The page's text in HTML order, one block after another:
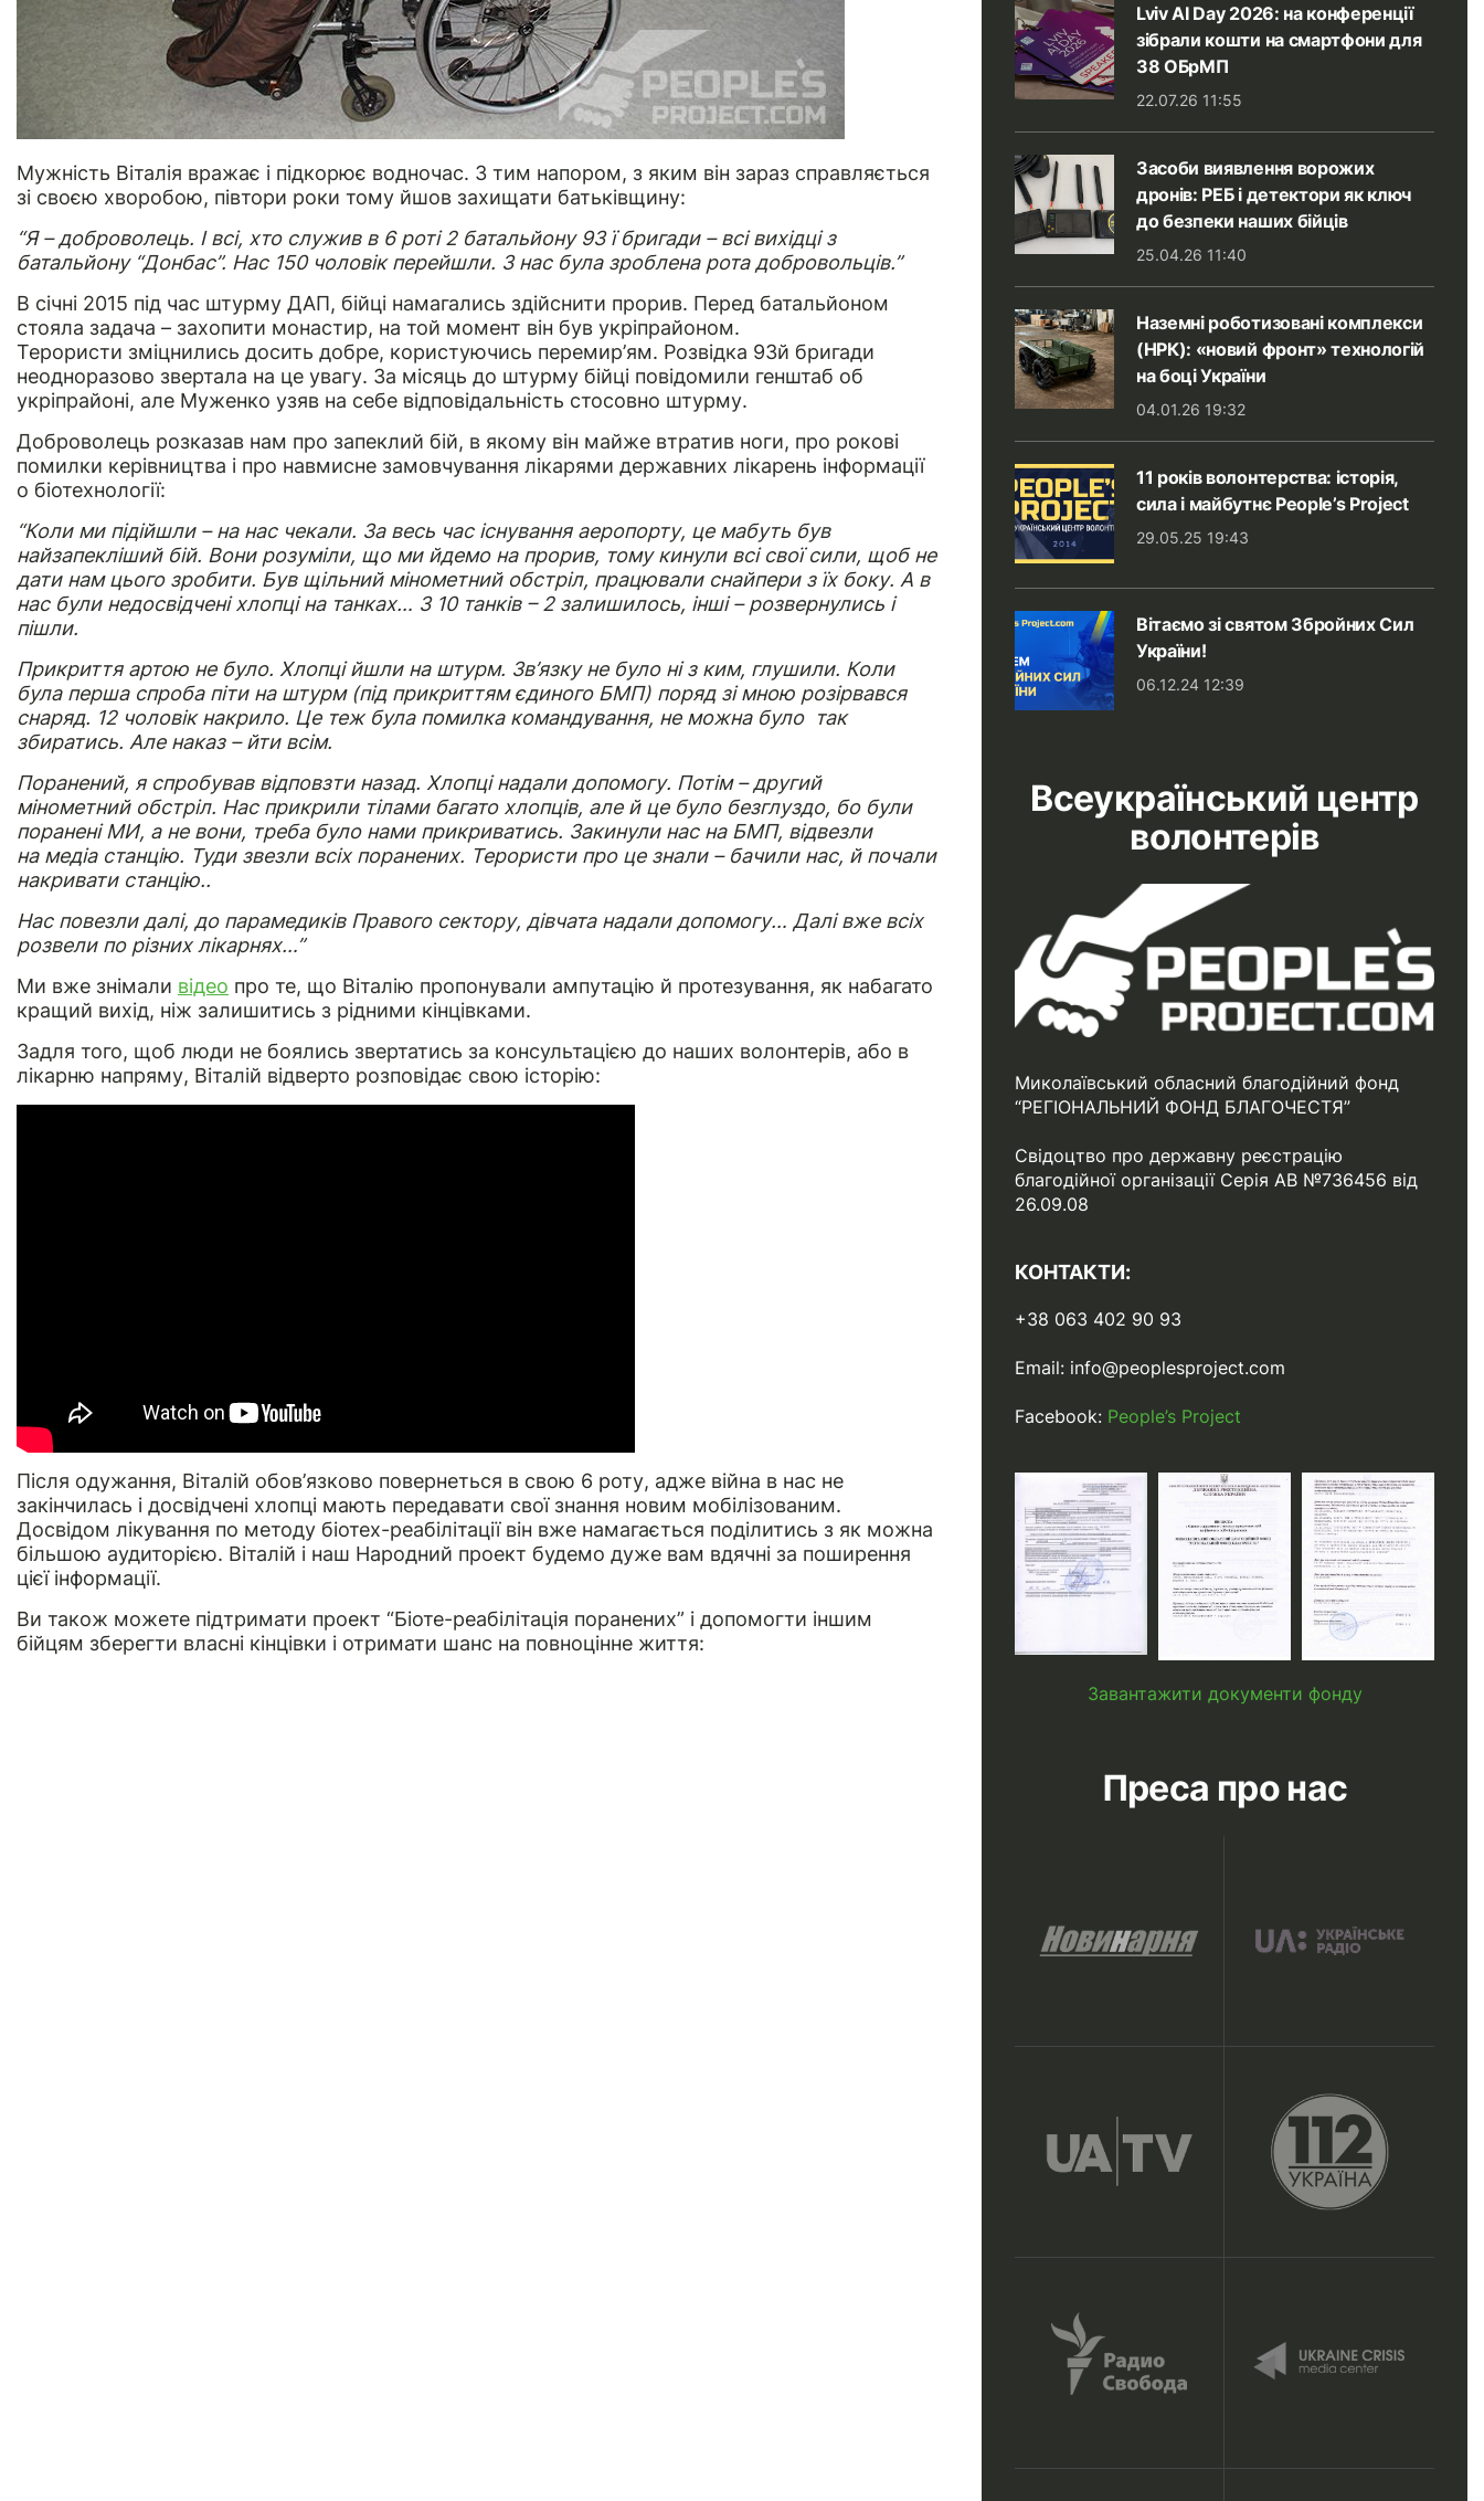
Мужність Віталія вражає і підкорює водночас. З тим напором, з яким він зараз справляється
зі своєю хворобою, півтори роки тому йшов захищати батьківщину:
“Я – доброволець. І всі, хто служив в 6 роті 2 батальйону 93 ї бригади – всі вихідці з
батальйону “Донбас”. Нас 150 чоловік перейшли. З нас була зроблена рота добровольців.”
В січні 2015 під час штурму ДАП, бійці намагались здійснити прорив. Перед батальйоном
стояла задача – захопити монастир, на той момент він був укріпрайоном.
Терористи зміцнились досить добре, користуючись перемир’ям. Розвідка 93й бригади
неодноразово звертала на це увагу. За місяць до штурму бійці повідомили генштаб об
укріпрайоні, але Муженко узяв на себе відповідальність стосовно штурму.
Доброволець розказав нам про запеклий бій, в якому він майже втратив ноги, про рокові
помилки керівництва і про навмисне замовчування лікарями державних лікарень інформації
о біотехнології:
“Коли ми підійшли – на нас чекали. За весь час існування аеропорту, це мабуть був
найзапекліший бій. Вони розуміли, що ми йдемо на прорив, тому кинули всі свої сили, щоб не
дати нам цього зробити. Був щільний мінометний обстріл, працювали снайпери з їх боку. А в
нас були недосвідчені хлопці на танках… З 10 танків – 2 залишилось, інші – розвернулись і
пішли.
Прикриття артою не було. Хлопці йшли на штурм. Зв’язку не було ні з ким, глушили. Коли
була перша спроба піти на штурм (під прикриттям єдиного БМП) поряд зі мною розірвався
снаряд. 12 чоловік накрило. Це теж була помилка командування, не можна було так
збиратись. Але наказ – йти всім.
Поранений, я спробував відповзти назад. Хлопці надали допомогу. Потім – другий
мінометний обстріл. Нас прикрили тілами багато хлопців, але й це було безглуздо, бо були
поранені МИ, а не вони, треба було нами прикриватись. Закинули нас на БМП, відвезли
на медіа станцію. Туди звезли всіх поранених. Терористи про це знали – бачили нас, й почали
накривати станцію..
Нас повезли далі, до парамедиків Правого сектору, дівчата надали допомогу… Далі вже всіх
розвели по різних лікарнях…”
Ми вже знімали відео про те, що Віталію пропонували ампутацію й протезування, як набагато
кращий вихід, ніж залишитись з рідними кінцівками.
Задля того, щоб люди не боялись звертатись за консультацією до наших волонтерів, або в
лікарню напряму, Віталій відверто розповідає свою історію:
Після одужання, Віталій обов’язково повернеться в свою 6 роту, адже війна в нас не
закінчилась і досвідчені хлопці мають передавати свої знання новим мобілізованим.
Досвідом лікування по методу біотех-реабілітації він вже намагається поділитись з як можна
більшою аудиторією. Віталій і наш Народний проект будемо дуже вам вдячні за поширення
цієї інформації.
Ви також можете підтримати проект “Біоте-реабілітація поранених” і допомогти іншим
бійцям зберегти власні кінцівки і отримати шанс на повноцінне життя:
Lviv AI Day 2026: на конференції
зібрали кошти на смартфони для
38 ОБрМП
22.07.26 11:55
Засоби виявлення ворожих
дронів: РЕБ і детектори як ключ
до безпеки наших бійців
25.04.26 11:40
Наземні роботизовані комплекси
(НРК): «новий фронт» технологій
на боці України
04.01.26 19:32
11 років волонтерства: історія,
сила і майбутнє People’s Project
29.05.25 19:43
Вітаємо зі святом Збройних Сил
України!
06.12.24 12:39
Всеукраїнський центр
волонтерів
Миколаївський обласний благодійний фонд
“РЕГІОНАЛЬНИЙ ФОНД БЛАГОЧЕСТЯ”
Свідоцтво про державну реєстрацію
благодійної організації Серія АВ №736456 від
26.09.08
КОНТАКТИ:
+38 063 402 90 93
Email: info@peoplesproject.com
Facebook: People’s Project
Завантажити документи фонду
Преса про нас